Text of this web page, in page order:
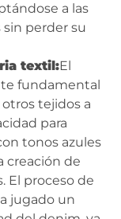
a las
perder su
textil:El
fundamental
tejidos a
para
tonos azules
creación de
El proceso de
jugado un